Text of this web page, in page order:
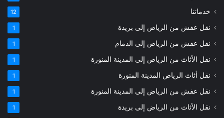
خدماتنا 12
نقل عفش من الرياض إلى بريدة 1
نقل عفش من الرياض إلى الدمام 1
نقل الأثاث من الرياض إلى المدينة المنورة 1
نقل أثاث الرياض المدينة المنورة 1
نقل عفش من الرياض إلى المدينة المنورة 1
نقل الأثاث من الرياض إلى بريدة 1